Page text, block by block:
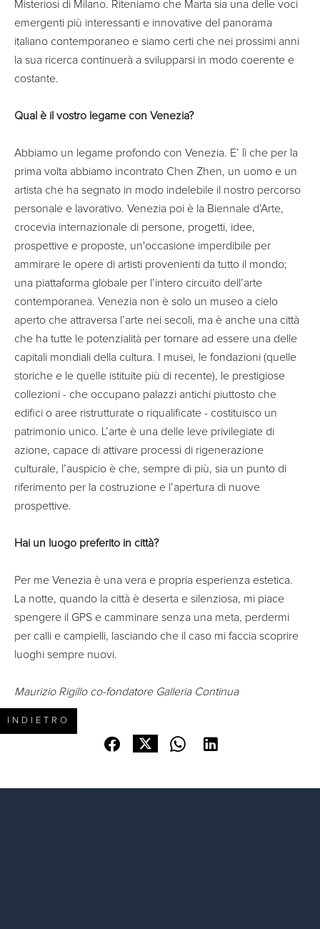
Misteriosi di Milano. Riteniamo che Marta sia una delle voci
emergenti più interessanti e innovative del panorama
italiano contemporaneo e siamo certi che nei prossimi anni
la sua ricerca continuerà a svilupparsi in modo coerente e
costante.
Qual è il vostro legame con Venezia?
Abbiamo un legame profondo con Venezia. E’ lì che per la
prima volta abbiamo incontrato Chen Zhen, un uomo e un
artista che ha segnato in modo indelebile il nostro percorso
personale e lavorativo. Venezia poi è la Biennale d’Arte,
crocevia internazionale di persone, progetti, idee,
prospettive e proposte, un'occasione imperdibile per
ammirare le opere di artisti provenienti da tutto il mondo;
una piattaforma globale per l’intero circuito dell’arte
contemporanea. Venezia non è solo un museo a cielo
aperto che attraversa l’arte nei secoli, ma è anche una città
che ha tutte le potenzialità per tornare ad essere una delle
capitali mondiali della cultura. I musei, le fondazioni (quelle
storiche e le quelle istituite più di recente), le prestigiose
collezioni - che occupano palazzi antichi piuttosto che
edifici o aree ristrutturate o riqualificate - costituisco un
patrimonio unico. L’arte è una delle leve privilegiate di
azione, capace di attivare processi di rigenerazione
culturale, l’auspicio è che, sempre di più, sia un punto di
riferimento per la costruzione e l’apertura di nuove
prospettive.
Hai un luogo preferito in città?
Per me Venezia è una vera e propria esperienza estetica.
La notte, quando la città è deserta e silenziosa, mi piace
spengere il GPS e camminare senza una meta, perdermi
per calli e campielli, lasciando che il caso mi faccia scoprire
luoghi sempre nuovi.
Maurizio Rigillo co-fondatore Galleria Continua
INDIETRO